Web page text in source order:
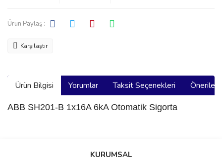
Ürün Paylaş :
Karşılaştır
Ürün Bilgisi Yorumlar Taksit Seçenekleri
ABB SH201-B 1x16A 6kA Otomatik Sigorta
Bu ürüne ilk yorumu siz yapın!
KURUMSAL